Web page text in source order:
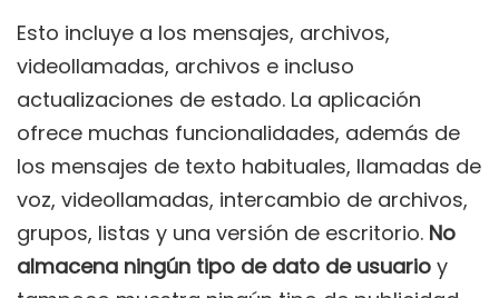
Esto incluye a los mensajes, archivos,
videollamadas, archivos e incluso
actualizaciones de estado. La aplicación
ofrece muchas funcionalidades, además de
los mensajes de texto habituales, llamadas de
voz, videollamadas, intercambio de archivos,
grupos, listas y una versión de escritorio. No
almacena ningún tipo de dato de usuario y